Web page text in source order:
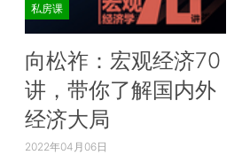
私房课
向松祚：宏观经济70
讲，带你了解国内外
经济大局
2022年04月06日